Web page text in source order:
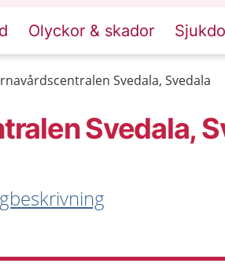
Olyckor & skador
Svedala, Svedala
Svedala,